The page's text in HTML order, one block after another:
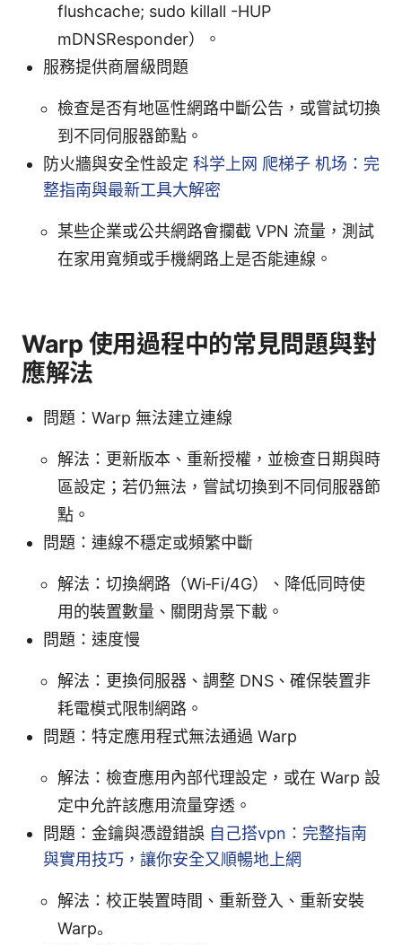
flushcache; sudo killall -HUP
mDNSResponder）。
服務提供商層級問題
檢查是否有地區性網路中斷公告，或嘗試切換
到不同伺服器節點。
防火牆與安全性設定 科学上网 爬梯子 机场：完
整指南與最新工具大解密
某些企業或公共網路會攔截 VPN 流量，測試
在家用寬頻或手機網路上是否能連線。
Warp 使用過程中的常見問題與對
應解法
問題：Warp 無法建立連線
解法：更新版本、重新授權，並檢查日期與時
區設定；若仍無法，嘗試切換到不同伺服器節
點。
問題：連線不穩定或頻繁中斷
解法：切換網路（Wi‑Fi/4G）、降低同時使
用的裝置數量、關閉背景下載。
問題：速度慢
解法：更換伺服器、調整 DNS、確保裝置非
耗電模式限制網路。
問題：特定應用程式無法通過 Warp
解法：檢查應用內部代理設定，或在 Warp 設
定中允許該應用流量穿透。
問題：金鑰與憑證錯誤 自己搭vpn：完整指南
與實用技巧，讓你安全又順暢地上網
解法：校正裝置時間、重新登入、重新安裝
Warp。